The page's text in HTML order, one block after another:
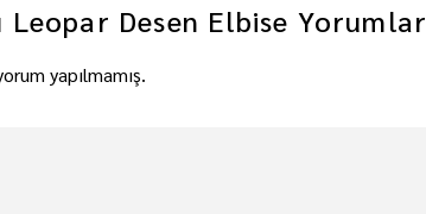
Leopar Desen Elbise Yorumlar
yapılmamış.